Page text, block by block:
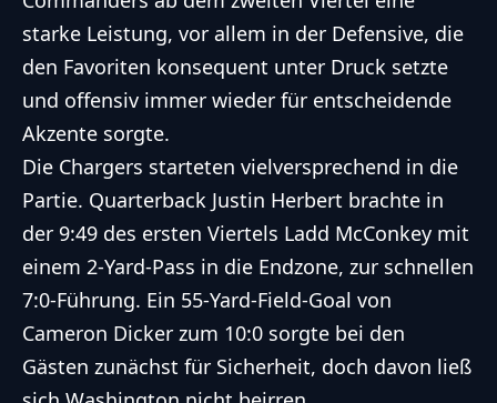
starke Leistung, vor allem in der Defensive, die
den Favoriten konsequent unter Druck setzte
und offensiv immer wieder für entscheidende
Akzente sorgte.
Die Chargers starteten vielversprechend in die
Partie. Quarterback Justin Herbert brachte in
der 9:49 des ersten Viertels Ladd McConkey mit
einem 2-Yard-Pass in die Endzone, zur schnellen
7:0-Führung. Ein 55-Yard-Field-Goal von
Cameron Dicker zum 10:0 sorgte bei den
Gästen zunächst für Sicherheit, doch davon ließ